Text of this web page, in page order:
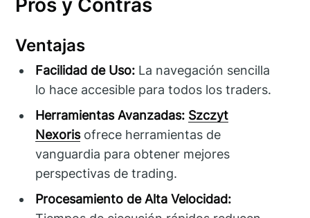
Ventajas
Facilidad de Uso: La navegación sencilla
lo hace accesible para todos los traders.
Herramientas Avanzadas: Szczyt
Nexorisofrece herramientas de
vanguardia para obtener mejores
perspectivas de trading.
Procesamiento de Alta Velocidad: